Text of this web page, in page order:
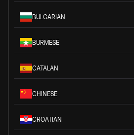
BULGARIAN
BURMESE
CATALAN
CHINESE
CROATIAN